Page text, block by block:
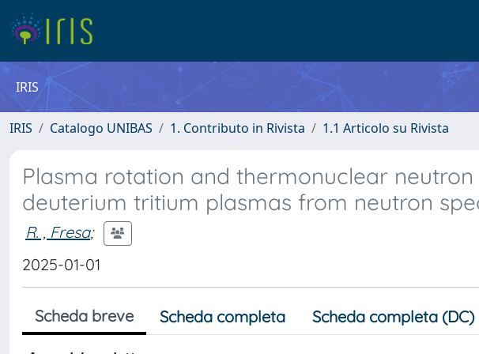
IRIS
IRIS Catalogo UNIBAS 1. Contributo in Rivista 1.1 Articolo su Rivista
Plasma rotation and thermonuclear
deuterium tritium plasmas from neutron
R. , Fresa;
2025-01-01
Scheda breve Scheda completa Scheda completa (DC)